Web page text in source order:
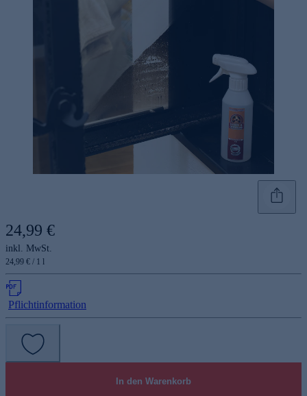
24,99 €
inkl. MwSt.
24,99 € / 1 l
Pflichtinformation
In den Warenkorb